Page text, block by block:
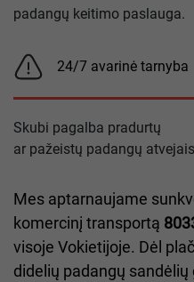
padangų keitimo paslauga.
24/7 avarinė tarnyba
Skubi pagalba pradurtų
ar pažeistų padangų
Mes aptarnaujame
komercinį transportą
visoje Vokietijoje. Dėl
didelių padangų